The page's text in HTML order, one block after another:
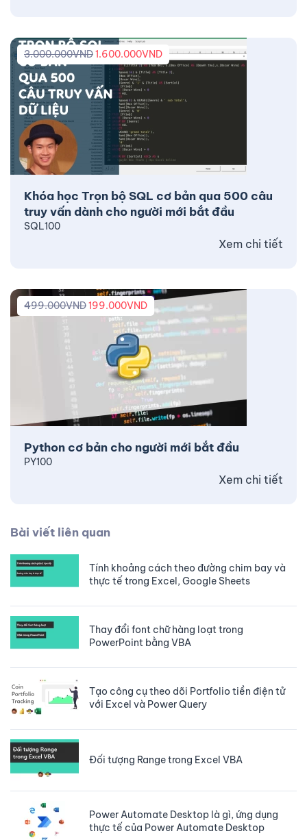
Khóa học Trọn bộ SQL cơ bản qua 500 câu
truy vấn dành cho người mới bắt đầu
3.000.000VND1.600.000VND
SQL100
Xem chi tiết
Python cơ bản cho người mới bắt đầu
499.000VND199.000VND
PY100
Xem chi tiết
Bài viết liên quan
Tính khoảng cách theo đường chim bay và
thực tế trong Excel, Google Sheets
Thay đổi font chữ hàng loạt trong
PowerPoint bằng VBA
Tạo công cụ theo dõi Portfolio tiền điện tử
với Excel và Power Query
Đối tượng Range trong Excel VBA
Power Automate Desktop là gì, ứng dụng
thực tế của Power Automate Desktop